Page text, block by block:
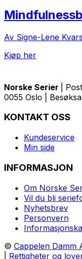
Av Signe-Lene
Kjøp her
Norske Serier
|
0055 Oslo |
KONTAKT OSS
Kundeservice
Min side
INFORMASJON
Om Norske
Vil du bli
Nyhetsbrev
Personvern
© Cappelen Damm
Rettigheter og